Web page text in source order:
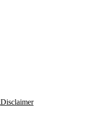
Disclaimer